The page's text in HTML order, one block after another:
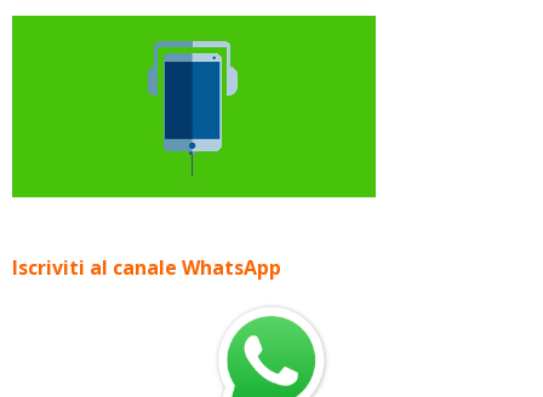
Iscriviti al canale WhatsApp